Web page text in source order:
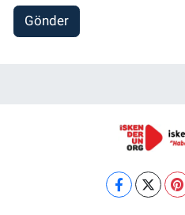
Gönder